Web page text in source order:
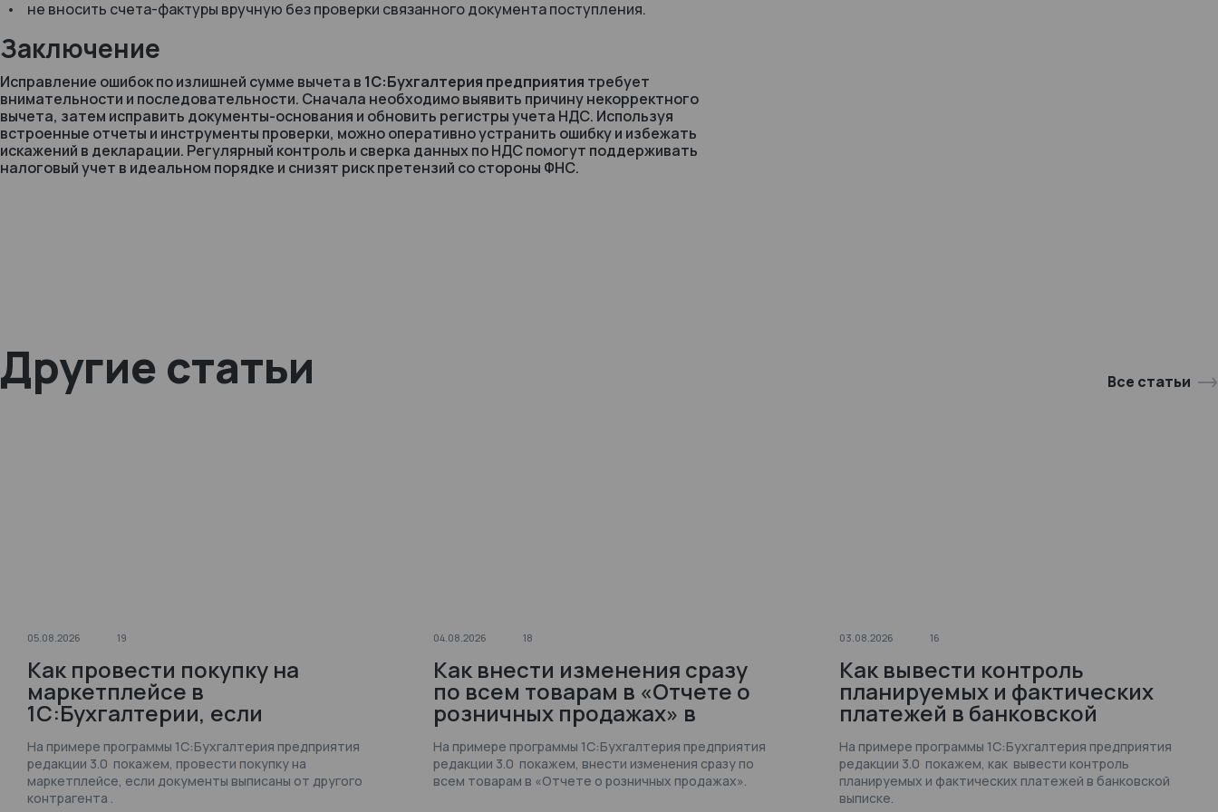
не вносить счета-фактуры вручную без проверки связанного документа поступления.
Заключение
Исправление ошибок по излишней сумме вычета в 1С:Бухгалтерия предприятия требует
внимательности и последовательности. Сначала необходимо выявить причину некорректного
вычета, затем исправить документы-основания и обновить регистры учета НДС. Используя
встроенные отчеты и инструменты проверки, можно оперативно устранить ошибку и избежать
искажений в декларации. Регулярный контроль и сверка данных по НДС помогут поддерживать
налоговый учет в идеальном порядке и снизят риск претензий со стороны ФНС.
Другие статьи Все статьи
05.08.2026 19
Как провести покупку на
маркетплейсе в
1С:Бухгалтерии, если
документы выписаны от
другого контрагента?
На примере программы 1С:Бухгалтерия предприятия
редакции 3.0 покажем, провести покупку на
маркетплейсе, если документы выписаны от другого
контрагента .
04.08.2026 18
Как внести изменения сразу
по всем товарам в «Отчете о
розничных продажах» в
1С:Бухгалтерии?
На примере программы 1С:Бухгалтерия предприятия
редакции 3.0 покажем, внести изменения сразу по
всем товарам в «Отчете о розничных продажах».
03.08.2026 16
Как вывести контроль
планируемых и фактических
платежей в банковской
выписке в 1С:Бухгалтерии?
На примере программы 1С:Бухгалтерия предприятия
редакции 3.0 покажем, как вывести контроль
планируемых и фактических платежей в банковской
выписке.